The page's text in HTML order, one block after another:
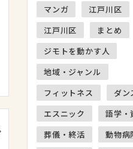
マンガ
江戸川区
江戸川区
まとめ
ジモトを動かす人
地域・ジャンル
フィットネス
ダン
エスニック
語学・
葬儀・終活
動物病